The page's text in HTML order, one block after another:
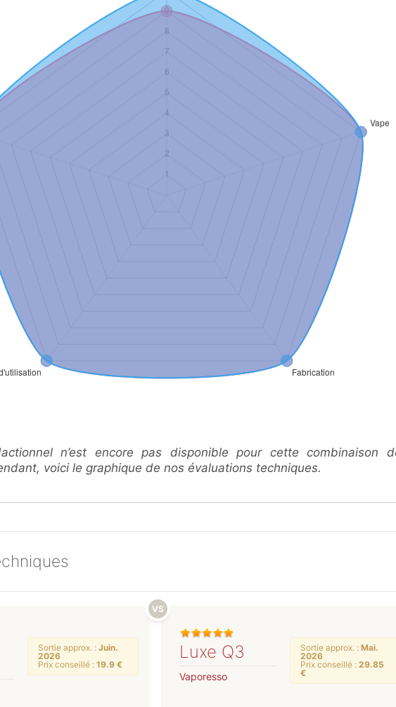
n’est encore pas disponible pour cette combinaison
voici le graphique de nos évaluations techniques.
Sortie approx. :Juin.
2026
Prix conseillé :19.9 €
Luxe Q3
Vaporesso
Sortie approx. : Mai.
2026
Prix conseillé : 29.85
€